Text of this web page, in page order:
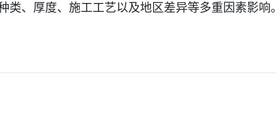
、厚度、施工工艺以及地区差异等多重因素影响。